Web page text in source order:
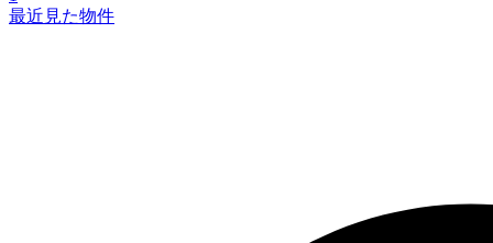
最近見た物件